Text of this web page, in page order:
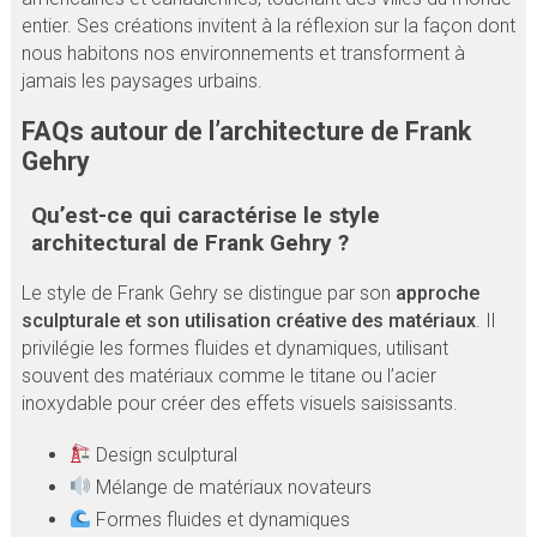
entier. Ses créations invitent à la réflexion sur la façon dont
nous habitons nos environnements et transforment à
jamais les paysages urbains.
FAQs autour de l’architecture de Frank
Gehry
Qu’est-ce qui caractérise le style
architectural de Frank Gehry ?
Le style de Frank Gehry se distingue par son approche
sculpturale et son utilisation créative des matériaux. Il
privilégie les formes fluides et dynamiques, utilisant
souvent des matériaux comme le titane ou l’acier
inoxydable pour créer des effets visuels saisissants.
Design sculptural
Mélange de matériaux novateurs
Formes fluides et dynamiques